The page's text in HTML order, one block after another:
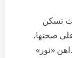
تسكن
صحتها،
«نور»